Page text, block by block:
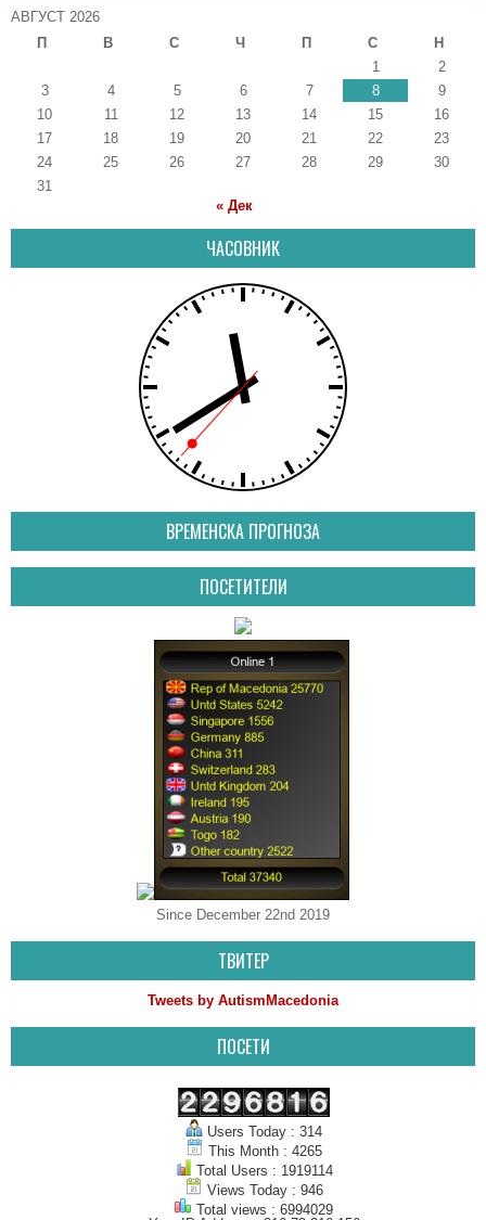
АВГУСТ 2026
П
В С Ч П С
Н
1
2
3
4 5 6 7 8
9
10
11 12 13 14 15
16
17
18 19 20 21 22
23
24
25 26 27 28 29
30
31
« Дек
ЧАСОВНИК
ВРЕМЕНСКА ПРОГНОЗА
ПОСЕТИТЕЛИ
Since December 22nd 2019
ТВИТЕР
Tweets by AutismMacedonia
ПОСЕТИ
Users Today : 314
This Month : 4265
Total Users : 1919114
Views Today : 946
Total views : 6994029